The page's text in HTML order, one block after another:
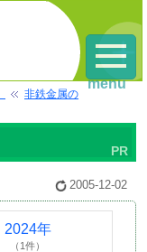
非鉄金属の
2005-12-02
2024年
（1件）
menu